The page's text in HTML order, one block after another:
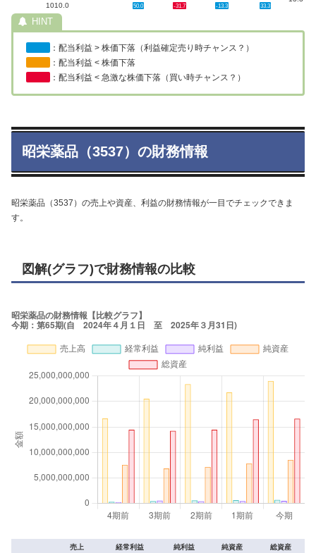
1010.0 50.0 -31.7 -13.3 33.3
：配当利益 > 株価下落（利益確定売り時チャンス？）
：配当利益 < 株価下落
：配当利益 < 急激な株価下落（買い時チャンス？）
昭栄薬品（3537）の財務情報
昭栄薬品（3537）の売上や資産、利益の財務情報が一目でチェックできま
す。
図解(グラフ)で財務情報の比較
売上 経常利益 純利益 純資産 総資産